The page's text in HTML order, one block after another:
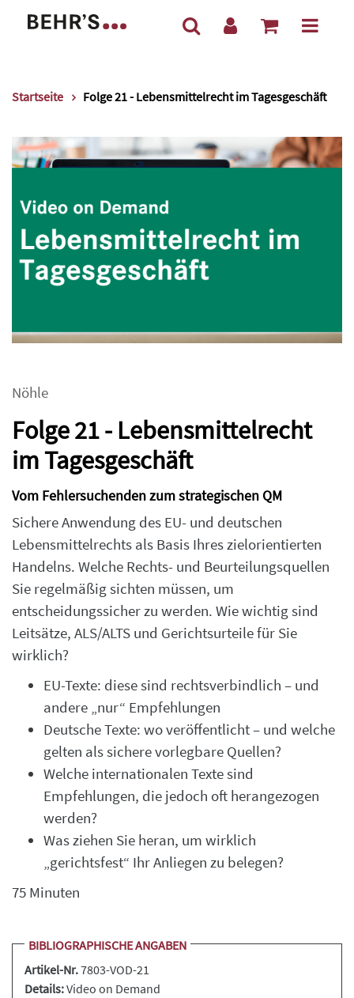
Startseite Folge 21 - Lebensmittelrecht im Tagesgeschäft
Nöhle
Folge 21 - Lebensmittelrecht
im Tagesgeschäft
Vom Fehlersuchenden zum strategischen QM
Sichere Anwendung des EU- und deutschen
Lebensmittelrechts als Basis Ihres zielorientierten
Handelns. Welche Rechts- und Beurteilungsquellen
Sie regelmäßig sichten müssen, um
entscheidungssicher zu werden. Wie wichtig sind
Leitsätze, ALS/ALTS und Gerichtsurteile für Sie
wirklich?
EU-Texte: diese sind rechtsverbindlich – und
andere „nur“ Empfehlungen
Deutsche Texte: wo veröffentlicht – und welche
gelten als sichere vorlegbare Quellen?
Welche internationalen Texte sind
Empfehlungen, die jedoch oft herangezogen
werden?
Was ziehen Sie heran, um wirklich
„gerichtsfest“ Ihr Anliegen zu belegen?
75 Minuten
BIBLIOGRAPHISCHE ANGABEN
Artikel-Nr.7803-VOD-21
Details:Video on Demand